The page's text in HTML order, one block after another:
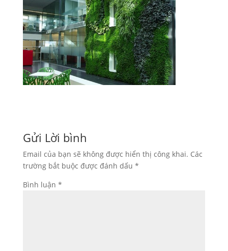
Gửi Lời bình
Email của bạn sẽ không được hiển thị công khai. Các
trường bắt buộc được đánh dấu *
Bình luận *